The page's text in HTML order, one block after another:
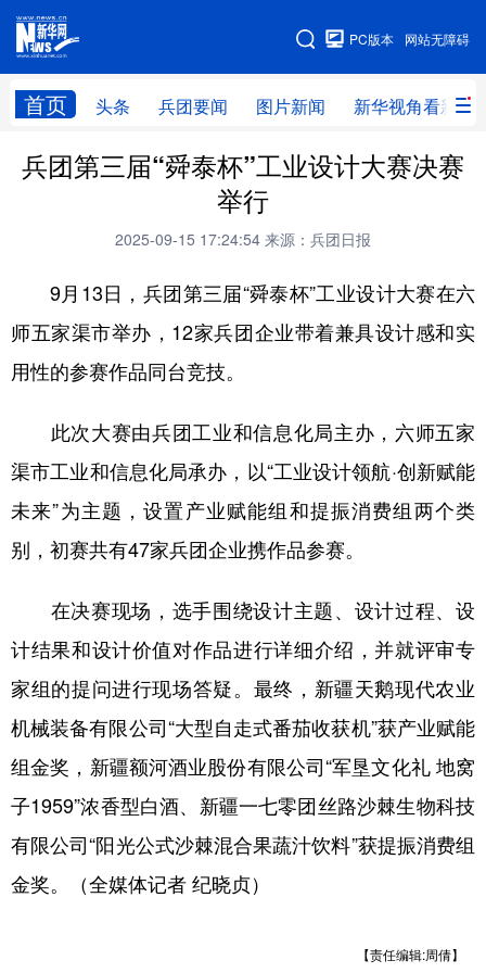
网站无障碍
PC版本
首页 头条 兵团要闻 图片新闻 新华视角看新疆
网站地图
头条 兵团要闻 图片新闻 新华视角看新疆
地方频道
北京 天津 河北 山西
辽宁 吉林
浙江 安徽 福建 江西
山东 河南 湖北 湖南
广东 广西 海南 重庆
陕西 甘肃 青海 宁夏
新疆 内蒙古 黑龙江
多语种频道
Русский язык 日本語 한국어
Deutsch Português
兵团第三届“舜泰杯”工业设计大赛决赛
举行
2025-09-15 17:24:54 来源：兵团日报
9月13日，兵团第三届“舜泰杯”工业设计大赛在六
师五家渠市举办，12家兵团企业带着兼具设计感和实
用性的参赛作品同台竞技。
此次大赛由兵团工业和信息化局主办，六师五家
渠市工业和信息化局承办，以“工业设计领航·创新赋能
未来”为主题，设置产业赋能组和提振消费组两个类
别，初赛共有47家兵团企业携作品参赛。
在决赛现场，选手围绕设计主题、设计过程、设
计结果和设计价值对作品进行详细介绍，并就评审专
家组的提问进行现场答疑。最终，新疆天鹅现代农业
机械装备有限公司“大型自走式番茄收获机”获产业赋能
组金奖，新疆额河酒业股份有限公司“军垦文化礼 地窝
子1959”浓香型白酒、新疆一七零团丝路沙棘生物科技
有限公司“阳光公式沙棘混合果蔬汁饮料”获提振消费组
金奖。（全媒体记者 纪晓贞）
【责任编辑:周倩】